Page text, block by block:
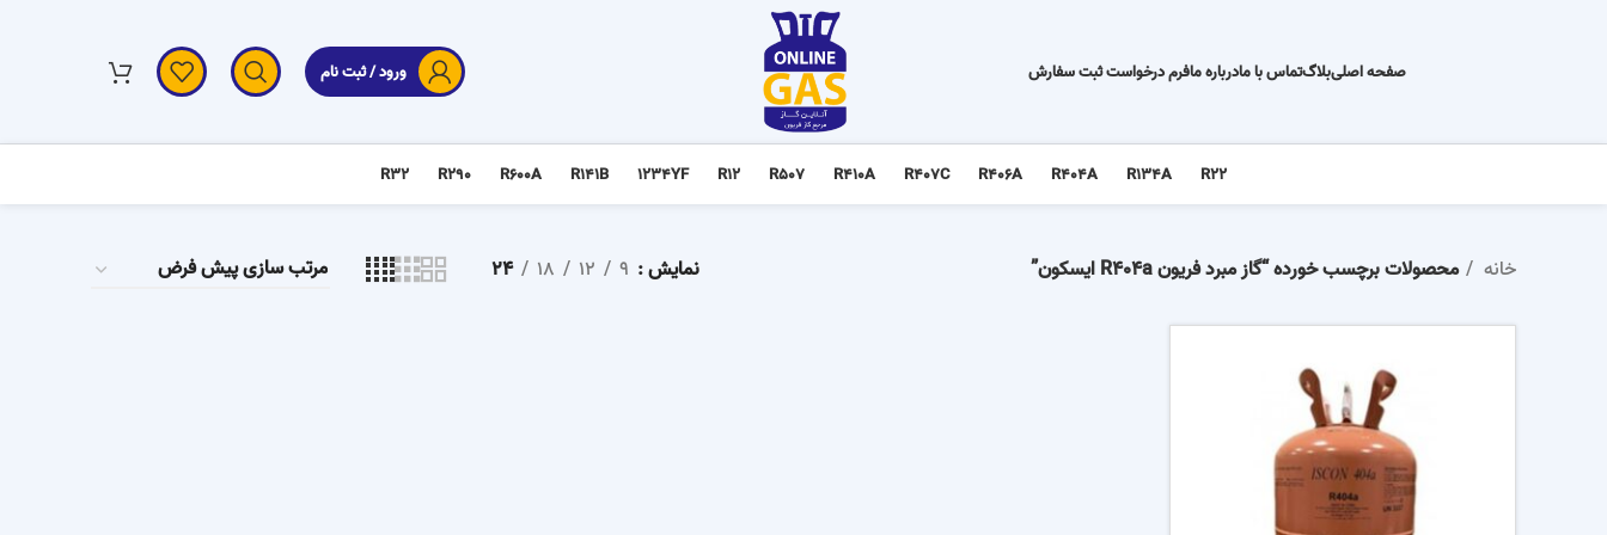
صفحه اصلیبلاگتماس با مادرباره مافرم درخواست ثبت سفارش ورود / ثبت نام
R22
R134A
R404A
R406A
R407C
R410A
R507
R12
1234YF
R141B
R600A
R290
R32
خانه محصولات برچسب خورده “گاز مبرد فریون R404a ایسکون” نمایش 9
12
18
24